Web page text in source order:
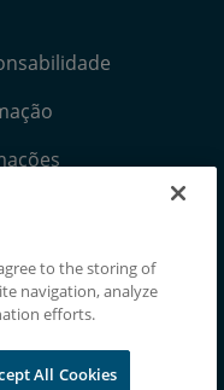
de Privacidade
to the storing of
navigation, analyze
efforts.
All Cookies